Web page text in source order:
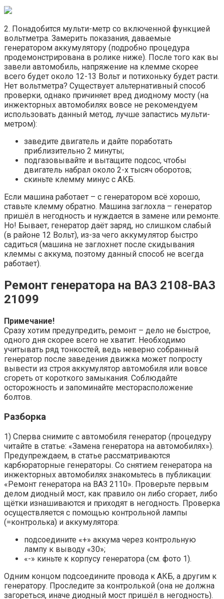
2. Понадобится мульти-метр со включенной функцией
вольтметра. Замерить показания, даваемые
генератором аккумулятору (подробно процедура
продемонстрирована в ролике ниже). После того как вы
завели автомобиль, напряжение на клемме скорее
всего будет около 12-13 Вольт и потихоньку будет расти.
Нет вольтметра? Существует альтернативный способ
проверки, однако причиняет вред диодному мосту (на
инжекторных автомобилях вовсе не рекомендуем
использовать данный метод, лучше запастись мульти-
метром):
заведите двигатель и дайте поработать
приблизительно 2 минуты;
подгазовывайте и вытащите подсос, чтобы
двигатель набрал около 2-х тысяч оборотов;
скиньте клемму минус с АКБ.
Если машина работает – с генератором всё хорошо,
ставьте клемму обратно. Машина заглохла – генератор
пришёл в негодность и нуждается в замене или ремонте.
Но! Бывает, генератор даёт заряд, но слишком слабый
(в районе 12 Вольт), из-за чего аккумулятор быстро
садиться (машина не заглохнет после скидывания
клеммы с аккума, поэтому данный способ не всегда
работает).
Ремонт генератора на ВАЗ 2108-ВАЗ
21099
Примечание!
Сразу хотим предупредить, ремонт – дело не быстрое,
одного дня скорее всего не хватит. Необходимо
учитывать ряд тонкостей, ведь неверно собранный
генератор после заведения движка может попросту
вывести из строя аккумулятор автомобиля или вовсе
сгореть от короткого замыкания. Соблюдайте
осторожность и запоминайте месторасположение
болтов.
Разборка
1) Сперва снимите с автомобиля генератор (процедуру
читайте в статье: «Замена генератора на автомобилях»).
Предупреждаем, в статье рассматриваются
карбюраторные генераторы. Со снятием генератора на
инжекторных автомобилях знакомьтесь в публикации:
«Ремонт генератора на ВАЗ 2110». Проверьте первым
делом диодный мост, как правило он либо сгорает, либо
щётки изнашиваются и приходят в негодность. Проверка
осуществляется с помощью контрольной лампы
(=контролька) и аккумулятора:
подсоедините «+» аккума через контрольную
лампу к выводу «30»;
«-» киньте к корпусу генератора (см. фото 1).
Одним концом подсоедините провода к АКБ, а другим к
генератору. Проследите за контролькой (она не должна
загореться, иначе диодный мост пришёл в негодность).